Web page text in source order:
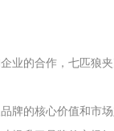
业的合作，七匹狼
牌的核心价值和市